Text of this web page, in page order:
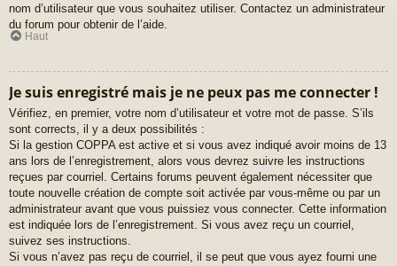
nom d’utilisateur que vous souhaitez utiliser. Contactez un administrateur
du forum pour obtenir de l’aide.
Haut
Je suis enregistré mais je ne peux pas me connecter !
Vérifiez, en premier, votre nom d’utilisateur et votre mot de passe. S’ils
sont corrects, il y a deux possibilités :
Si la gestion COPPA est active et si vous avez indiqué avoir moins de 13
ans lors de l’enregistrement, alors vous devrez suivre les instructions
reçues par courriel. Certains forums peuvent également nécessiter que
toute nouvelle création de compte soit activée par vous-même ou par un
administrateur avant que vous puissiez vous connecter. Cette information
est indiquée lors de l’enregistrement. Si vous avez reçu un courriel,
suivez ses instructions.
Si vous n’avez pas reçu de courriel, il se peut que vous ayez fourni une